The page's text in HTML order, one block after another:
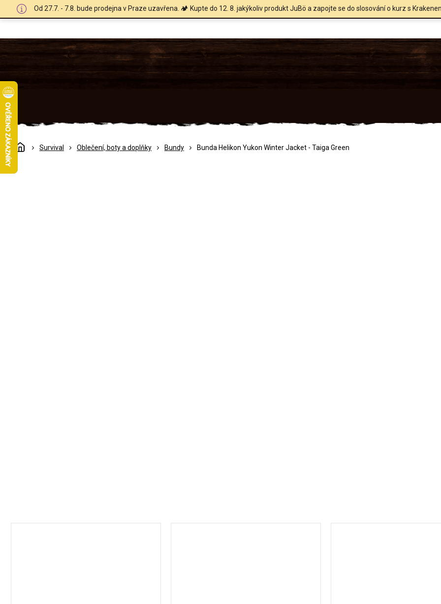
Od 27.7. - 7.8. bude prodejna v Praze uzavřena. 🏕️ Kupte do 12. 8. jakýkoliv produkt JuBö a zapojte se do slosování o kurz s
DomůSurvival Oblečení, boty a doplňky Bundy Bunda Helikon Yukon Winter Jacket - Taiga Green